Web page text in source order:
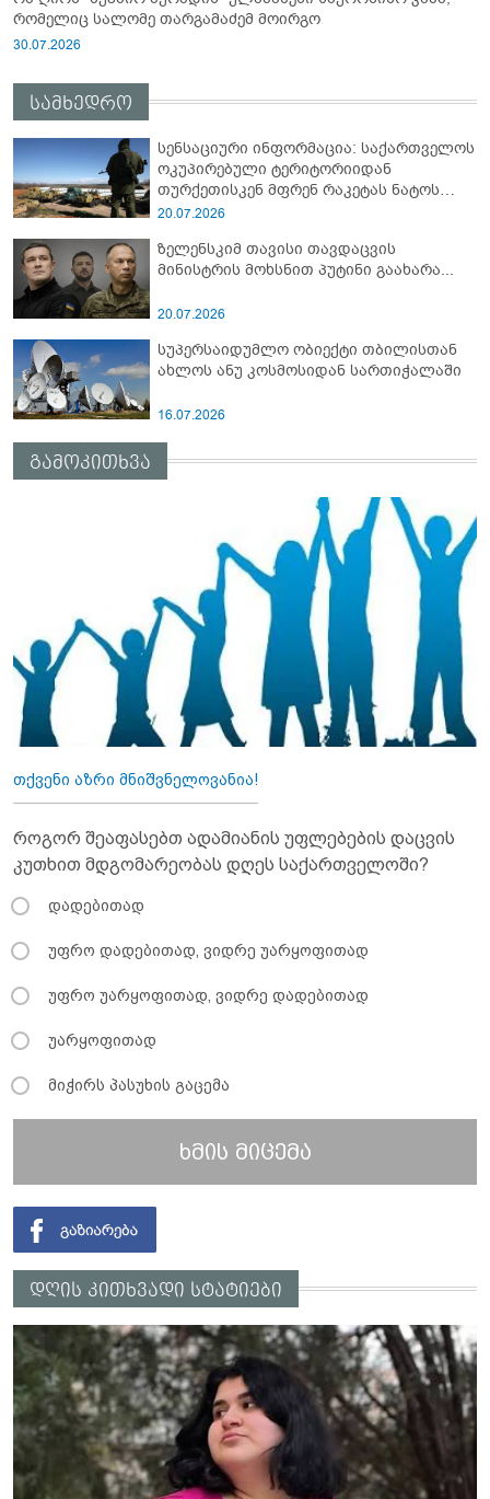
რომელიც სალომე თარგამაძემ მოირგო
30.07.2026
სამხედრო
სენსაციური ინფორმაცია: საქართველოს
ოკუპირებული ტერიტორიიდან
თურქეთისკენ მფრენ რაკეტას ნატოს
სამიტი კინაღამ ჩაუშლია
20.07.2026
ზელენსკიმ თავისი თავდაცვის
მინისტრის მოხსნით პუტინი გაახარა...
20.07.2026
სუპერსაიდუმლო ობიექტი თბილისთან
ახლოს ანუ კოსმოსიდან სართიჭალაში
16.07.2026
გამოკითხვა
თქვენი აზრი მნიშვნელოვანია!
როგორ შეაფასებთ ადამიანის უფლებების დაცვის
კუთხით მდგომარეობას დღეს საქართველოში?
დადებითად
უფრო დადებითად, ვიდრე უარყოფითად
უფრო უარყოფითად, ვიდრე დადებითად
უარყოფითად
მიჭირს პასუხის გაცემა
ხმის მიცემა
დღის კითხვადი სტატიები